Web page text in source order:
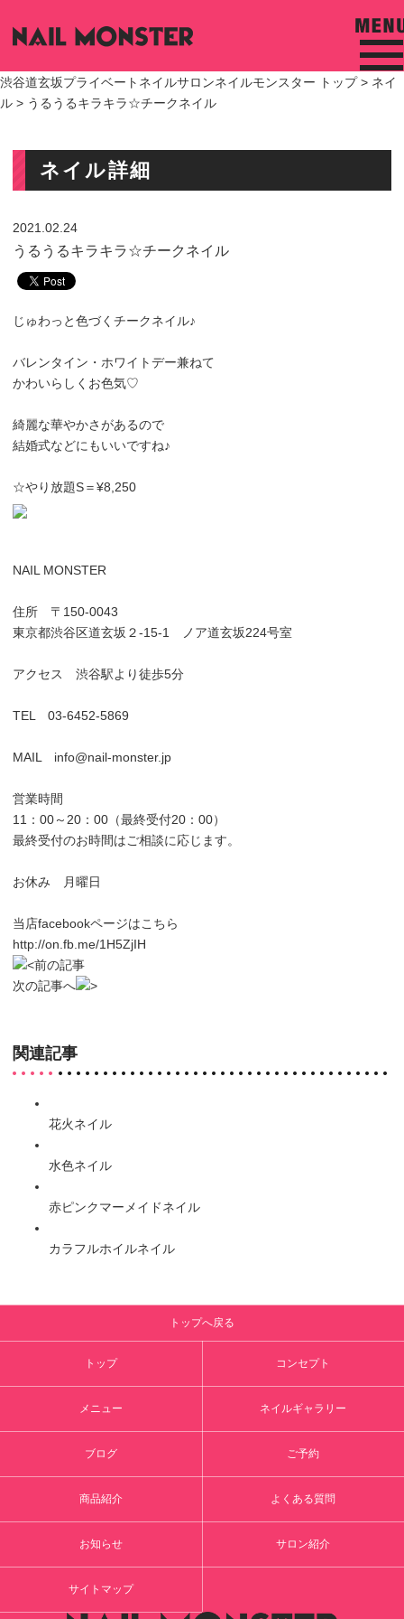
渋谷道玄坂プライベートネイルサロンネイルモンスター トップ > ネイ
ル > うるうるキラキラ☆チークネイル
ネイル詳細
2021.02.24
うるうるキラキラ☆チークネイル
じゅわっと色づくチークネイル♪
バレンタイン・ホワイトデー兼ねて
かわいらしくお色気♡
綺麗な華やかさがあるので
結婚式などにもいいですね♪
☆やり放題S＝¥8,250
NAIL MONSTER
住所 〒150-0043
東京都渋谷区道玄坂２-15-1 ノア道玄坂224号室
アクセス 渋谷駅より徒歩5分
TEL 03-6452-5869
MAIL info@nail-monster.jp
営業時間
11：00～20：00（最終受付20：00）
最終受付のお時間はご相談に応じます。
お休み 月曜日
当店facebookページはこちら
http://on.fb.me/1H5ZjIH
前の記事
次の記事へ
関連記事
花火ネイル
水色ネイル
赤ピンクマーメイドネイル
カラフルホイルネイル
トップへ戻る
トップ コンセプト
メニュー ネイルギャラリー
ブログ ご予約
商品紹介 よくある質問
お知らせ サロン紹介
サイトマップ